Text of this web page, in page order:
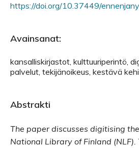
https://doi.org/10.37449/
Avainsanat:
kansalliskirjastot, kulttuuriperintö,
palvelut, tekijänoikeus, kestävä
Abstrakti
The paper discusses digitising
National Library of Finland